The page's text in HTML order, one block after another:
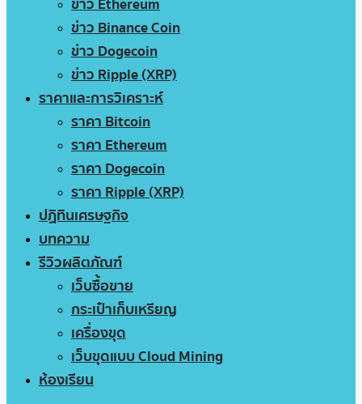
ข่าว Binance Coin
ข่าว Dogecoin
ข่าว Ripple (XRP)
ราคาและการวิเคราะห์
ราคา Bitcoin
ราคา Ethereum
ราคา Dogecoin
ราคา Ripple (XRP)
ปฏิทินเศรษฐกิจ
บทความ
รีวิวผลิตภัณฑ์
เว็บซื้อขาย
กระเป๋าเก็บเหรียญ
เครื่องขุด
เว็บขุดแบบ Cloud Mining
ห้องเรียน